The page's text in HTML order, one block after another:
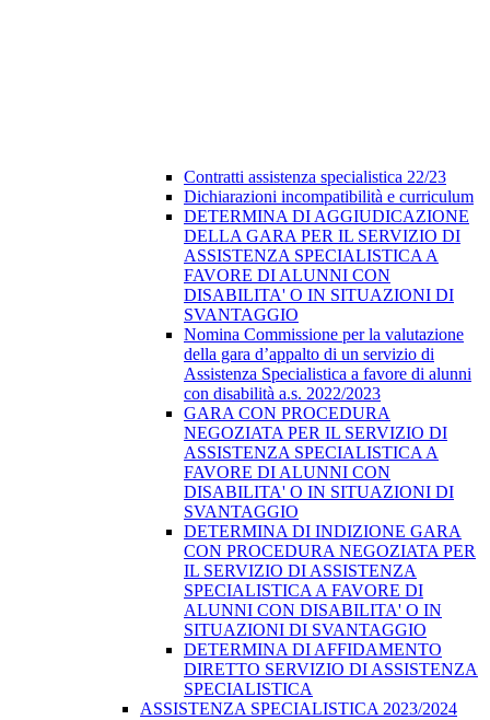
Contratti assistenza specialistica 22/23
Dichiarazioni incompatibilità e curriculum
DETERMINA DI AGGIUDICAZIONE
DELLA GARA PER IL SERVIZIO DI
ASSISTENZA SPECIALISTICA A
FAVORE DI ALUNNI CON
DISABILITA' O IN SITUAZIONI DI
SVANTAGGIO
Nomina Commissione per la valutazione
della gara d’appalto di un servizio di
Assistenza Specialistica a favore di alunni
con disabilità a.s. 2022/2023
GARA CON PROCEDURA
NEGOZIATA PER IL SERVIZIO DI
ASSISTENZA SPECIALISTICA A
FAVORE DI ALUNNI CON
DISABILITA' O IN SITUAZIONI DI
SVANTAGGIO
DETERMINA DI INDIZIONE GARA
CON PROCEDURA NEGOZIATA PER
IL SERVIZIO DI ASSISTENZA
SPECIALISTICA A FAVORE DI
ALUNNI CON DISABILITA' O IN
SITUAZIONI DI SVANTAGGIO
DETERMINA DI AFFIDAMENTO
DIRETTO SERVIZIO DI ASSISTENZA
SPECIALISTICA
ASSISTENZA SPECIALISTICA 2023/2024